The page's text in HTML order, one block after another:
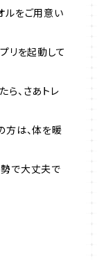
ルをご用意い
リを起動して
、さあトレ
方は、体を暖
で大丈夫で